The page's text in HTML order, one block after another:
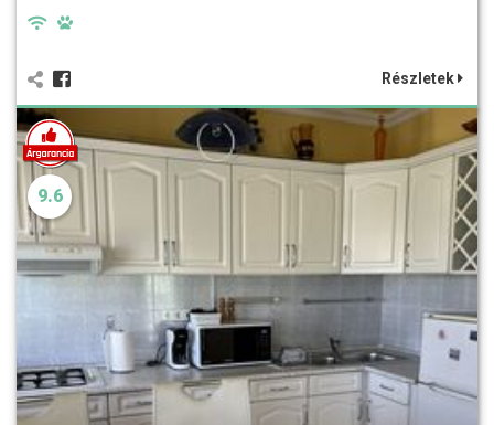
Részletek
9.6